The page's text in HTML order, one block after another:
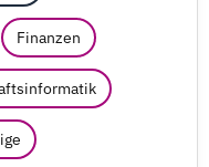
Finanzen